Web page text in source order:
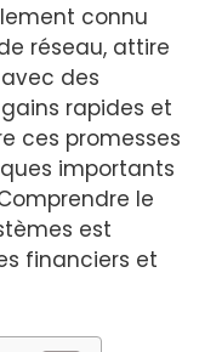
connu
réseau, attire
des
rapides et
ces promesses
importants
le
est
financiers et